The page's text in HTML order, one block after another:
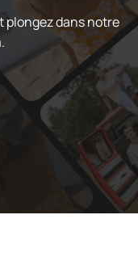
plongez dans notre